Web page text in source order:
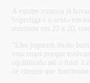
A equipe mineira já
Superliga e o sexto em
terminou em 22 a 20,
“Eles jogaram muito
vencemos porque
equilibrado até o final.
de cheque que